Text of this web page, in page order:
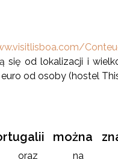
się od lokalizacji i
od osoby (hostel
można
na